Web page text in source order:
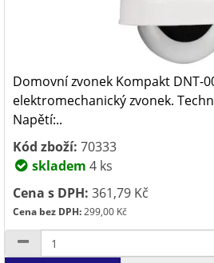
Domovní zvonek Kompakt DNT-
elektromechanický zvonek.
Napětí:..
Kód zboží: 70333
skladem 4 ks
Cena s DPH: 361,79 Kč
Cena bez DPH:299,00 Kč